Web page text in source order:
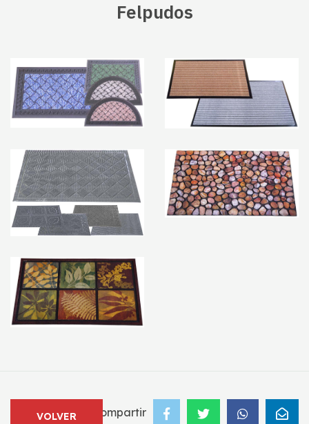
Felpudos
VOLVER Compartir